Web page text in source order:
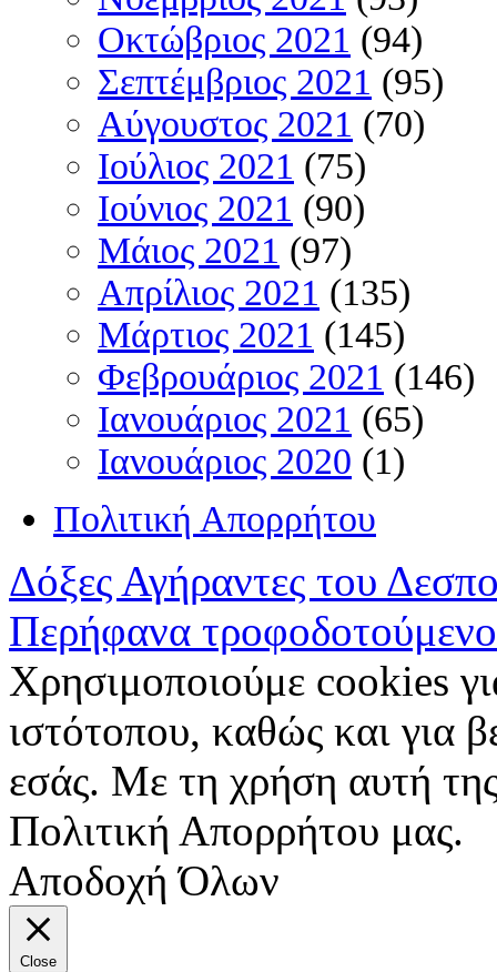
Οκτώβριος 2021 (94)
Σεπτέμβριος 2021 (95)
Αύγουστος 2021 (70)
Ιούλιος 2021 (75)
Ιούνιος 2021 (90)
Μάιος 2021 (97)
Απρίλιος 2021 (135)
Μάρτιος 2021 (145)
Φεβρουάριος 2021 (146)
Ιανουάριος 2021 (65)
Ιανουάριος 2020 (1)
Πολιτική Απορρήτου
Δόξες Αγήραντες του
Περήφανα
Χρησιμοποιούμε cookies
ιστότοπου, καθώς και για
εσάς. Με τη χρήση αυτή
Πολιτική Απορρήτου μας.
Αποδοχή Όλων
Close